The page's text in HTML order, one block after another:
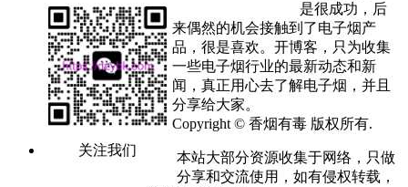
关注我们
是很成功，后
来偶然的机会接触到了电子烟产
品，很是喜欢。开博客，只为收集
一些电子烟行业的最新动态和新
闻，真正用心去了解电子烟，并且
分享给大家。
Copyright © 香烟有毒 版权所有.
本站大部分资源收集于网络，只做
分享和交流使用，如有侵权转载，